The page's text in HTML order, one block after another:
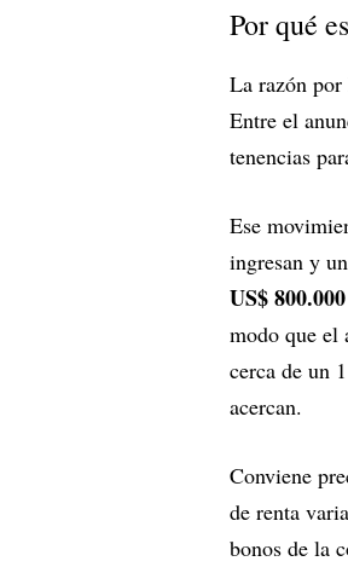
Por qué
La razón por
Entre el
tenencias
Ese
ingresan y
US$
modo que el
cerca de un
acercan.
Conviene
de renta
bonos de la